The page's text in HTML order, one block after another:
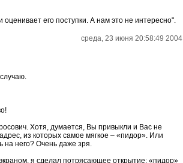
оценивает его поступки. А нам это не интересно".
среда, 23 июня 20:58:49 2004
Хотя, думается, Вы привыкли и Вас не
из которых самое мягкое – «пидор». Или
на него? Очень даже зря.
я сделал потрясающее открытие: «пидор»